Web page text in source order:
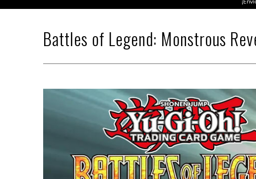
Battles of Legend: Monstrous